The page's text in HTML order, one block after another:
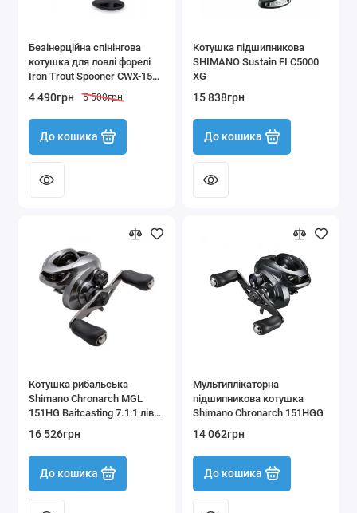
Безінерційна спінінгова
котушка для ловлі форелі
Iron Trout Spooner CWX-1500
4 490грн 5 500грн
До кошика
Котушка підшипникова
SHIMANO Sustain FI C5000
XG
15 838грн
До кошика
Котушка рибальська
Shimano Chronarch MGL
151HG Baitcasting 7.1:1 ліва
16 526грн
До кошика
Мультиплікаторна
підшипникова котушка
Shimano Chronarch 151HGG
14 062грн
До кошика